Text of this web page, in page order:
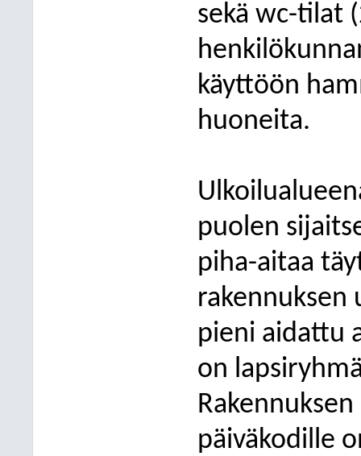
sekä wc-tilat
käyttöön
huoneita.
puolen
piha-aitaa
rakennuksen
pieni aidattu
on
päiväkodille